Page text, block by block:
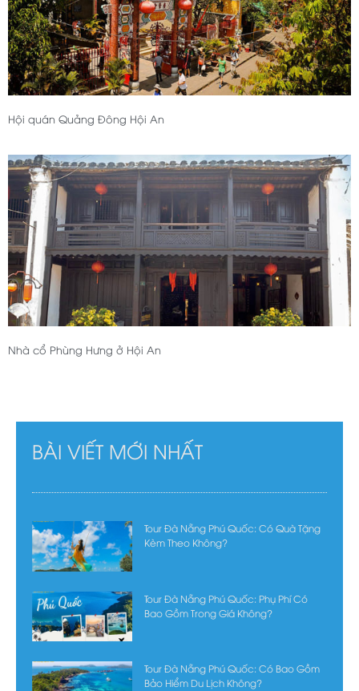
Hội quán Quảng Đông Hội An
Nhà cổ Phùng Hưng ở Hội An
BÀI VIẾT MỚI NHẤT
Tour Đà Nẵng Phú Quốc: Có Quà Tặng
Kèm Theo Không?
Tour Đà Nẵng Phú Quốc: Phụ Phí Có
Bao Gồm Trong Giá Không?
Tour Đà Nẵng Phú Quốc: Có Bao Gồm
Bảo Hiểm Du Lịch Không?